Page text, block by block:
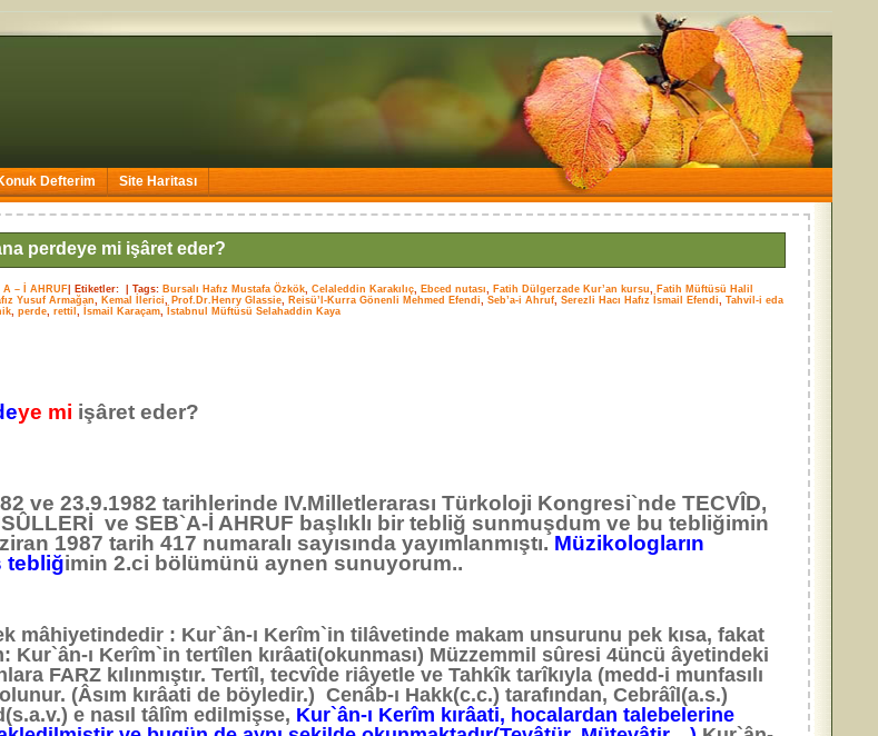
Defterim Site Haritası
perdeye mi işâret eder?
A – İ AHRUF | Etiketler: |Tags: Bursalı Hafız Mustafa Özkök,Celaleddin Karakılıç, Ebced nutası, Fatih Dülgerzade Kur’an kursu, Fatih Müftüsü Halil
Yusuf Armağan, Kemal İlerici, Prof.Dr.Henry Glassie, Reisü’l-Kurra Gönenli Mehmed Efendi,Seb’a-i Ahruf,Serezli Hacı Hafız İsmail Efendi,Tahvil-i eda
,perde,rettil, İsmail Karaçam, İstabnul Müftüsü Selahaddin Kaya
ye mi işâret eder?
ve 23.9.1982 tarihlerinde IV.Milletlerarası Türkoloji Kongresi`nde TECVÎD,
ve SEB`A-İ AHRUF başlıklı bir tebliğ sunmuşdum ve bu tebliğimin
1987 tarih 417 numaralı sayısında yayımlanmıştı. Müzikologların
tebliğimin 2.ci bölümünü aynen sunuyorum..
mâhiyetindedir : Kur`ân-ı Kerîm`in tilâvetinde makam unsurunu pek kısa, fakat
ı Kerîm`in tertîlen kırâati(okunması) Müzzemmil sûresi 4üncü âyetindeki
FARZ kılınmıştır. Tertîl, tecvîde riâyetle ve Tahkîk tarîkıyla (medd-i munfasılı
(Âsım kırâati de böyledir.) Cenâb-ı Hakk(c.c.) tarafından, Cebrâîl(a.s.)
e nasıl tâlîm edilmişse, Kur`ân-ı Kerîm kırâati, hocalardan talebelerine